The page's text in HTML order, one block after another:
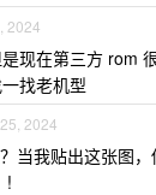
2024
现在第三方 rom
找老机型
2024
当我贴出这张图
!